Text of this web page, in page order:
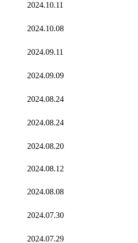
2024.10.11
2024.10.08
2024.09.11
2024.09.09
2024.08.24
2024.08.24
2024.08.20
2024.08.12
2024.08.08
2024.07.30
2024.07.29